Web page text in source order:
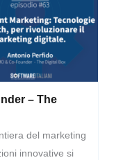
– The
del marketing
innovative si